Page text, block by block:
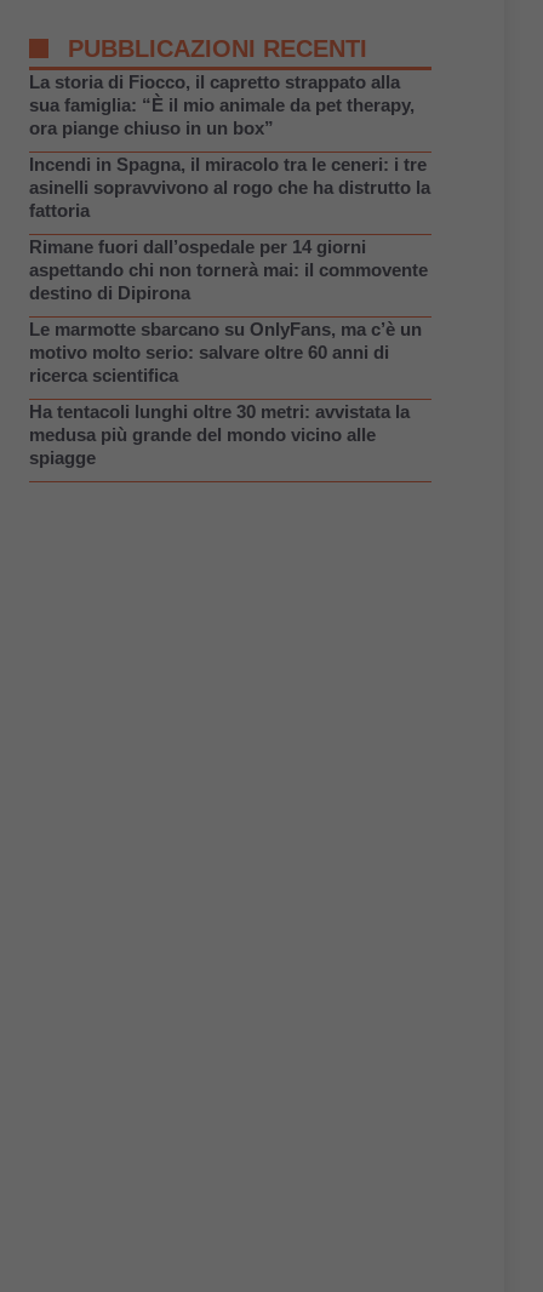
PUBBLICAZIONI RECENTI
La storia di Fiocco, il capretto strappato alla
sua famiglia: “È il mio animale da pet therapy,
ora piange chiuso in un box”
Incendi in Spagna, il miracolo tra le ceneri: i tre
asinelli sopravvivono al rogo che ha distrutto la
fattoria
Rimane fuori dall’ospedale per 14 giorni
aspettando chi non tornerà mai: il commovente
destino di Dipirona
Le marmotte sbarcano su OnlyFans, ma c’è un
motivo molto serio: salvare oltre 60 anni di
ricerca scientifica
Ha tentacoli lunghi oltre 30 metri: avvistata la
medusa più grande del mondo vicino alle
spiagge